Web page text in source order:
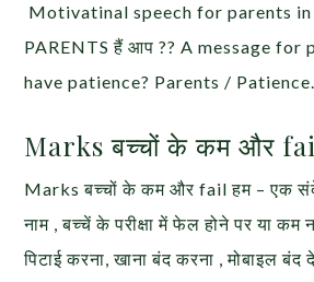
Motivatinal speech for parents
PARENTS हैं आप ?? A message for
have patience? Parents / Patience.
Marks बच्चों के कम और
Marks बच्चों के कम और fail हम – एक
नाम , बच्चें के परीक्षा में फेल होने पर या कम
पिटाई करना, खाना बंद करना , मोबाइल बंद